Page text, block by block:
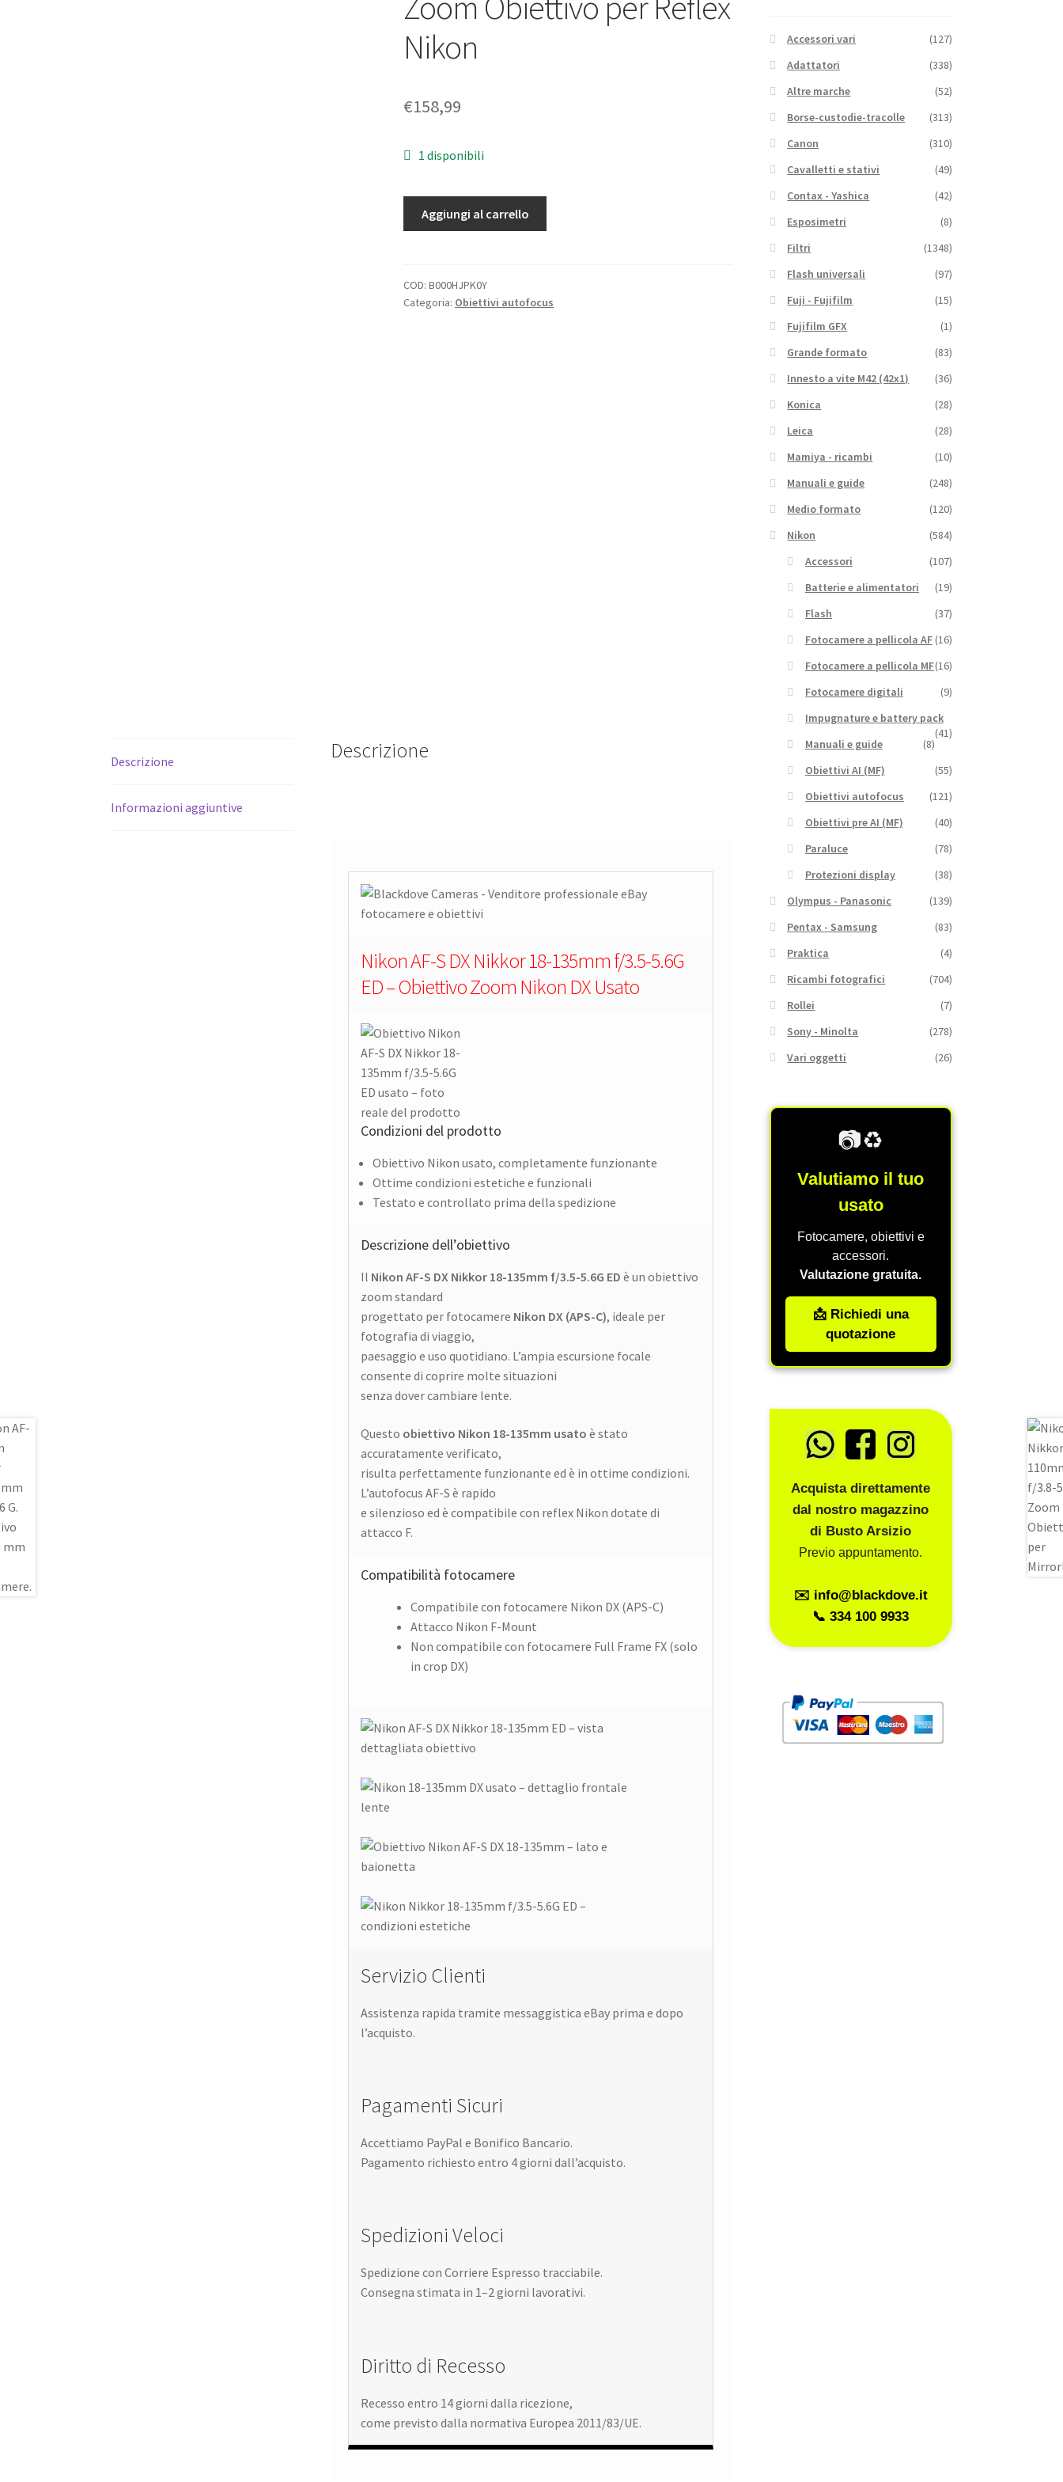
Nikon
€158,99
1 disponibili
Nikkor
18-
Aggiungi al carrello
COD:B000HJPK0Y
Categoria: Obiettivi autofocus
Descrizione
Informazioni aggiuntive
Descrizione
Nikon AF-S DX Nikkor 18-135mm f/3.5-5.6G
ED – Obiettivo Zoom Nikon DX Usato
Condizioni del prodotto
Obiettivo Nikon usato, completamente funzionante
Ottime condizioni estetiche e funzionali
Testato e controllato prima della spedizione
Descrizione dell’obiettivo
Il Nikon AF-S DX Nikkor 18-135mm f/3.5-5.6G ED è un obiettivo
zoom standard
progettato per fotocamere Nikon DX (APS-C), ideale per
fotografia di viaggio,
paesaggio e uso quotidiano. L’ampia escursione focale
consente di coprire molte situazioni
senza dover cambiare lente.
Questo obiettivo Nikon 18-135mm usato è stato
accuratamente verificato,
risulta perfettamente funzionante ed è in ottime condizioni.
L’autofocus AF-S è rapido
e silenzioso ed è compatibile con reflex Nikon dotate di
attacco F.
Compatibilità fotocamere
Compatibile con fotocamere Nikon DX (APS-C)
Attacco Nikon F-Mount
Non compatibile con fotocamere Full Frame FX (solo
in crop DX)
Servizio Clienti
Assistenza rapida tramite messaggistica eBay prima e dopo
l’acquisto.
Pagamenti Sicuri
Accettiamo PayPal e Bonifico Bancario.
Pagamento richiesto entro 4 giorni dall’acquisto.
Spedizioni Veloci
Spedizione con Corriere Espresso tracciabile.
Consegna stimata in 1–2 giorni lavorativi.
Diritto di Recesso
Recesso entro 14 giorni dalla ricezione,
come previsto dalla normativa Europea 2011/83/UE.
Accessori vari
(127)
Adattatori
(338)
Altre marche
(52)
Borse-custodie-tracolle
(313)
Canon
(310)
Cavalletti e stativi
(49)
Contax - Yashica
(42)
Esposimetri
(8)
Filtri
(1348)
Flash universali
(97)
Fuji - Fujifilm
(15)
Fujifilm GFX
(1)
Grande formato
(83)
Innesto a vite M42 (42x1)
(36)
Konica
(28)
Leica
(28)
Mamiya - ricambi
(10)
Manuali e guide
(248)
Medio formato
(120)
Nikon
(584)
Accessori
(107)
Batterie e alimentatori
(19)
Flash
(37)
Fotocamere a pellicola AF (16)
Fotocamere a pellicola MF(16)
Fotocamere digitali
(9)
Impugnature e battery pack
(41)
Manuali e guide
(8)
Obiettivi AI (MF)
(55)
Obiettivi autofocus
(121)
Obiettivi pre AI (MF)
(40)
Paraluce
(78)
Protezioni display
(38)
Olympus - Panasonic
(139)
Pentax - Samsung
(83)
Praktica
(4)
Ricambi fotografici
(704)
Rollei
(7)
Sony - Minolta
(278)
Vari oggetti
(26)
📷♻️
Valutiamo il tuo
usato
Fotocamere, obiettivi e
accessori.
Valutazione gratuita.
📩 Richiedi una
quotazione
Acquista direttamente
dal nostro magazzino
di Busto Arsizio
Previo appuntamento.
✉️ info@blackdove.it
📞 334 100 9933